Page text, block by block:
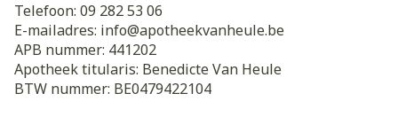
Telefoon: 09 282 53 06
E-mailadres: info@apotheekvanheule.be
APB nummer: 441202
Apotheek titularis: Benedicte Van Heule
BTW nummer: BE0479422104